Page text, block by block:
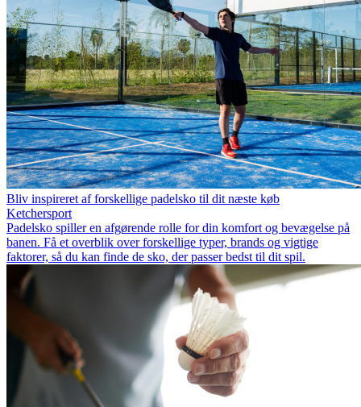
Bliv inspireret af forskellige padelsko til dit næste køb
Ketchersport
Padelsko spiller en afgørende rolle for din komfort og bevægelse på
banen. Få et overblik over forskellige typer, brands og vigtige
faktorer, så du kan finde de sko, der passer bedst til dit spil.